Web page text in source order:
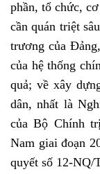
phần, tổ chức,
cần quán triệt
trương của
của hệ thống
quả; về xây
dân, nhất là
của Bộ Chính
Nam giai đoạn
quyết số 12-NQ/